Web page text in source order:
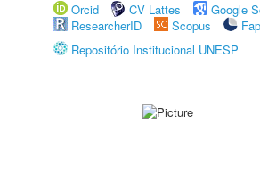
Orcid
CV Lattes
Google
ResearcherID
Scopus
Repositório Institucional UNESP